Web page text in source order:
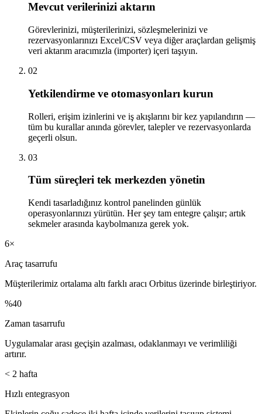
Mevcut verilerinizi aktarın
Görevlerinizi, müşterilerinizi, sözleşmelerinizi ve
rezervasyonlarınızı Excel/CSV veya diğer araçlardan gelişmiş
veri aktarım aracımızla (importer) içeri taşıyın.
02
Yetkilendirme ve otomasyonları kurun
Rolleri, erişim izinlerini ve iş akışlarını bir kez yapılandırın —
tüm bu kurallar anında görevler, talepler ve rezervasyonlarda
geçerli olsun.
03
Tüm süreçleri tek merkezden yönetin
Kendi tasarladığınız kontrol panelinden günlük
operasyonlarınızı yürütün. Her şey tam entegre çalışır; artık
sekmeler arasında kaybolmanıza gerek yok.
6×
Araç tasarrufu
Müşterilerimiz ortalama altı farklı aracı Orbitus üzerinde birleştiriyor.
%40
Zaman tasarrufu
Uygulamalar arası geçişin azalması, odaklanmayı ve verimliliği
artırır.
< 2 hafta
Hızlı entegrasyon